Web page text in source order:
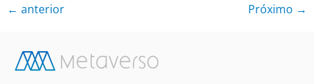
← anterior Próximo →